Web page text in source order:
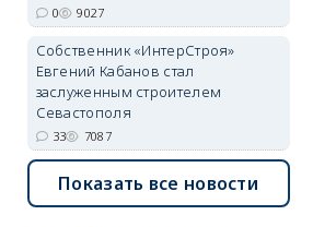
0 9027
Собственник «ИнтерСтроя»
Евгений Кабанов стал
заслуженным строителем
Севастополя
33 7087
Показать все новости